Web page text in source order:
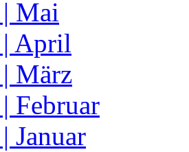
Mai
April
März
Februar
Januar